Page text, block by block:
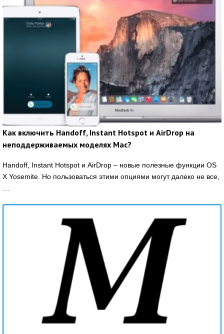
Как включить Handoff, Instant Hotspot и AirDrop на
неподдерживаемых моделях Mac?
Handoff, Instant Hotspot и AirDrop – новые полезные функции OS
X Yosemite. Но пользоваться этими опциями могут далеко не все,